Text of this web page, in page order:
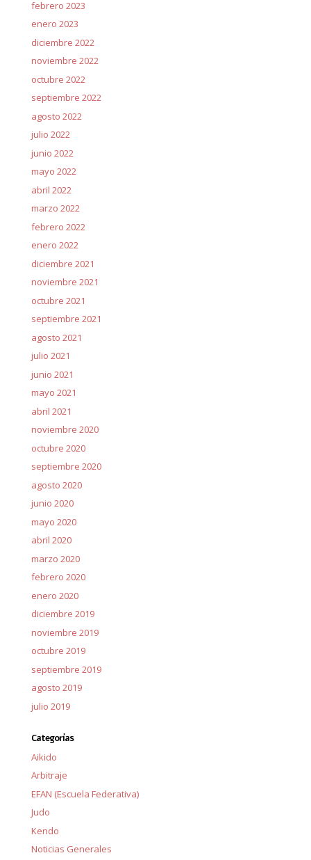
febrero 2023
enero 2023
diciembre 2022
noviembre 2022
octubre 2022
septiembre 2022
agosto 2022
julio 2022
junio 2022
mayo 2022
abril 2022
marzo 2022
febrero 2022
enero 2022
diciembre 2021
noviembre 2021
octubre 2021
septiembre 2021
agosto 2021
julio 2021
junio 2021
mayo 2021
abril 2021
noviembre 2020
octubre 2020
septiembre 2020
agosto 2020
junio 2020
mayo 2020
abril 2020
marzo 2020
febrero 2020
enero 2020
diciembre 2019
noviembre 2019
octubre 2019
septiembre 2019
agosto 2019
julio 2019
Categorías
Aikido
Arbitraje
EFAN (Escuela Federativa)
Judo
Kendo
Noticias Generales